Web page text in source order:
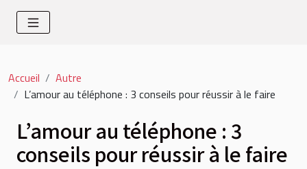
Accueil
Autre
L’amour au téléphone : 3 conseils pour réussir à le faire
L’amour au téléphone : 3
conseils pour réussir à le faire